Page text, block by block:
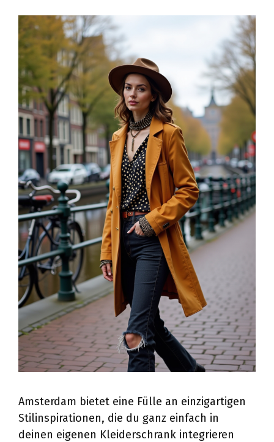
Amsterdam bietet eine Fülle an einzigartigen
Stilinspirationen, die du ganz einfach in
deinen eigenen Kleiderschrank integrieren